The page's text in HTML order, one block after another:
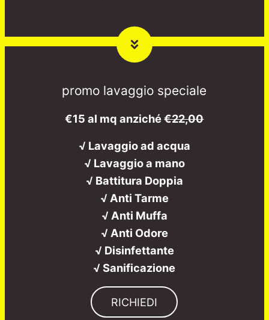
promo lavaggio speciale
€15 al mq anziché€22,00
√ Lavaggio ad acqua
√ Lavaggio a mano
√ Battitura Doppia
√ Anti Tarme
√ Anti Muffa
√ Anti Odore
√ Disinfettante
√ Sanificazione
RICHIEDI